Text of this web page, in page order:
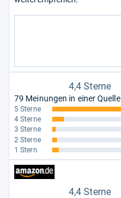
4,4 Sterne
79 Meinungen in einer Quelle
5 Sterne
4 Sterne
3 Sterne
2 Sterne
1 Stern
4,4 Sterne